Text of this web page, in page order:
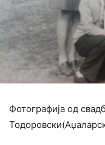
Фотографија од